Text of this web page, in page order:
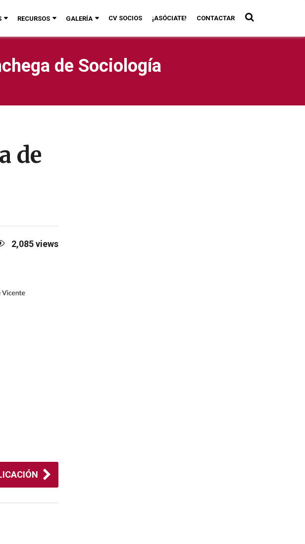
RECURSOS GALERÍA CV SOCIOS ¡ASÓCIATE! CONTACTAR
de Sociología
de
2,085views